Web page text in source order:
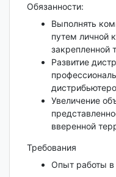
Обязанности:
Выполнять
путем личной
закрепленной
Развитие
Увеличение
вверенной
Требования
Опыт работы в